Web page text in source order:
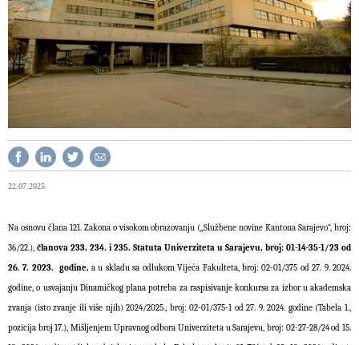
22.07.2025.
Na osnovu člana 121. Zakona o visokom obrazovanju („Službene novine Kantona Sarajevo“, broj:
36/22.), članova 233, 234. i 235. Statuta Univerziteta u Sarajevu, broj: 01-14-35-1/23 od
26. 7. 2023. godine,a u skladu sa odlukom Vijeća Fakulteta, broj: 02-01/375 od 27. 9. 2024.
godine, o usvajanju Dinamičkog plana potreba za raspisivanje konkursa za izbor u akademska
zvanja (isto zvanje ili više njih) 2024/2025., broj: 02-01/375-1 od 27. 9. 2024. godine (Tabela 1.,
pozicija broj 17.), Mišljenjem Upravnog odbora Univerziteta u Sarajevu, broj: 02-27-28/24 od 15.